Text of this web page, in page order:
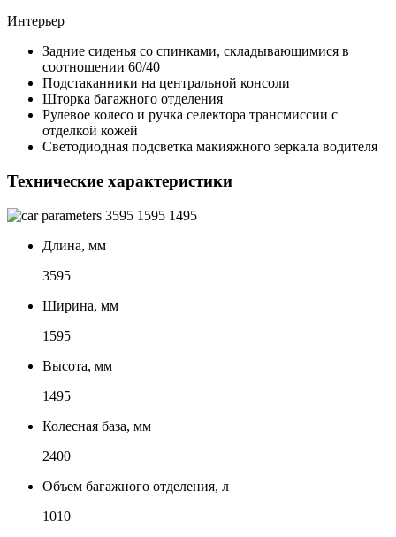
Интерьер
Задние сиденья со спинками, складывающимися в
соотношении 60/40
Подстаканники на центральной консоли
Шторка багажного отделения
Рулевое колесо и ручка селектора трансмиссии с
отделкой кожей
Светодиодная подсветка макияжного зеркала водителя
Технические характеристики
3595 1595 1495
Длина, мм
3595
Ширина, мм
1595
Высота, мм
1495
Колесная база, мм
2400
Объем багажного отделения, л
1010